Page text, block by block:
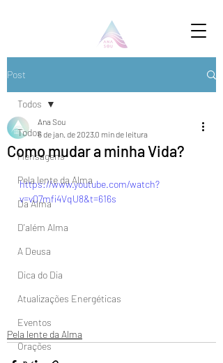
Post
Todos
Mensagens
Pela lente da Alma
Da Alma
D'além Alma
A Deusa
Dica do Dia
Atualizações Energéticas
Eventos
Orações
Todos
Como mudar a minha Vida?
Ana Sou
6 de jan. de 2023 0 min de leitura
https://www.youtube.com/watch?
v=v07mfi4VqU8&t=616s
Pela lente da Alma